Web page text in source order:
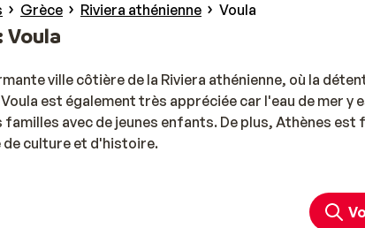
Grèce Riviera athénienne Voula
Voula
ville côtière de la Riviera athénienne, où la
est également très appréciée car l'eau de mer
familles avec de jeunes enfants. De plus, Athènes
de culture et d'histoire.